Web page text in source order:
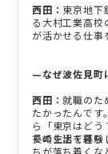
西田： 東京地下
る大村工業高校
が活かせる仕事
—なぜ波佐見町
西田：就職のた
たかったんです
ら「東京はど
での生活を経験
長崎を出て暮ら
ちが落ち着くな